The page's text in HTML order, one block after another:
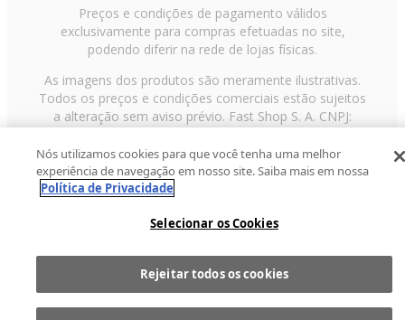
Preços e condições de pagamento válidos
exclusivamente para compras efetuadas no site,
podendo diferir na rede de lojas físicas.
As imagens dos produtos são meramente ilustrativas.
Todos os preços e condições comerciais estão sujeitos
a alteração sem aviso prévio. Fast Shop S. A. CNPJ:
Avenida Zaki Narchi, nº 1650, sobreloja, Carandiru, São
Paulo/SP, CEP 02029-001, Telefone: 11 3003-3728 ©
2013 Fast Shop - Todos os direitos reservados
Nós utilizamos cookies para que você tenha uma melhor
experiência de navegação em nosso site. Saiba mais em nossa
Política de Privacidade
Selecionar os Cookies
Rejeitar todos os cookies